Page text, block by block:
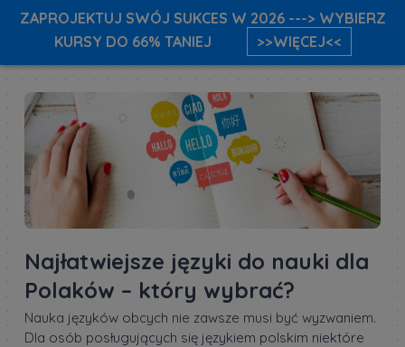
Najłatwiejsze języki do nauki dla
Polaków – który wybrać?
Nauka języków obcych nie zawsze musi być wyzwaniem.
Dla osób posługujących się językiem polskim niektóre
ZAPROJEKTUJ SWÓJ SUKCES W 2026 ---> WYBIERZ
KURSY DO 66% TANIEJ
>>WIĘCEJ<<